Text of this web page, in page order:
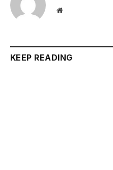
Website
KEEP READING